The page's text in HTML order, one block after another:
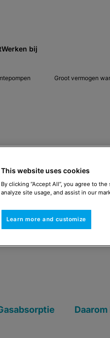
Werken bij
Groot vermogen
Daarom
This website uses cookies
By clicking “Accept All”, you agree to
analyze site usage, and assist in our
Learn more and customize